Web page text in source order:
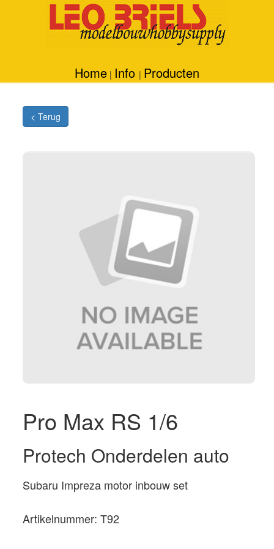
Home | Info | Producten
< Terug
Pro Max RS 1/6
Protech Onderdelen auto
Subaru Impreza motor inbouw set
Artikelnummer: T92